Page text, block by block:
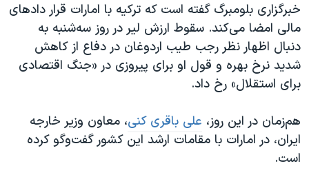
خبرگزاری بلومبرگ گفته است که ترکیه با امارات قرار دادهای
مالی امضا می‌کند. سقوط ارزش لیر در روز سه‌شنبه به
دنبال اظهار نظر رجب طیب اردوغان در دفاع از کاهش
شدید نرخ بهره و قول او برای پیروزی در «جنگ اقتصادی
برای استقلال» رخ داد.
هم‌زمان در این روز، ​ علی باقری کنی، معاون وزیر خارجه
ایران، در امارات با مقامات ارشد این کشور گفت‌وگو‌ کرده
است.